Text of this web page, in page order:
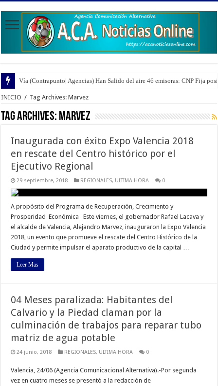
Vía (Contrapunto| Agencias) Han Salido del aire 46 emisoras: CNP Fija
INICIO / Tag Archives: Marvez
Tag Archives: Marvez
Inaugurada con éxito Expo Valencia 2018
en rescate del Centro histórico por el
Ejecutivo Regional
29 septiembre, 2018 REGIONALES, ULTIMA HORA 0
A propósito del Programa de Recuperación, Crecimiento y
Prosperidad Económica Este viernes, el gobernador Rafael Lacava y
el alcalde de Valencia, Alejandro Marvez, inauguraron la Expo Valencia
2018, un evento que promueve el rescate del Centro Histórico de la
Ciudad y permite impulsar el aparato productivo de la capital …
Leer Mas
04 Meses paralizada: Habitantes del
Calvario y la Piedad claman por la
culminación de trabajos para reparar tubo
matriz de agua potable
24 junio, 2018 REGIONALES, ULTIMA HORA 0
Valencia, 24/06 (Agencia Comunicacional Alternativa).-Por segunda
vez en cuatro meses se presentó a la redacción de